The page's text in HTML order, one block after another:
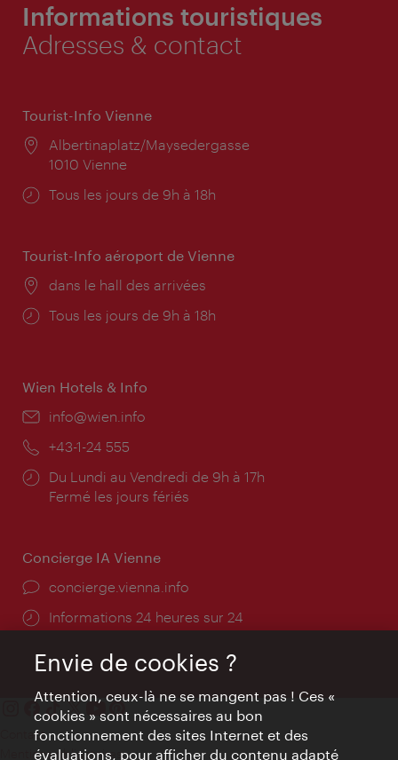
Informations touristiques
Adresses & contact
Tourist-Info Vienne
Lieu:
Albertinaplatz/Maysedergasse
1010 Vienne
Horaires
Tous les jours de 9h à 18h
Tourist-Info aéroport de Vienne
Lieu:
dans le hall des arrivées
Horaires
Tous les jours de 9h à 18h
Wien Hotels & Info
E-
info@wien.info
Téléphone:
+43-1-24 555
Horaires
d'ouverture:
Du Lundi au Vendredi de 9h à 17h
Fermé les jours fériés
Concierge IA Vienne
Ort:
concierge.vienna.info
Öffnungszeiten:
Informations 24 heures sur 24
Contact
Mentions obligatoires
Envie de cookies ?
Attention, ceux-là ne se mangent pas ! Ces «
cookies » sont nécessaires au bon
fonctionnement des sites Internet et des
évaluations, pour afficher du contenu adapté